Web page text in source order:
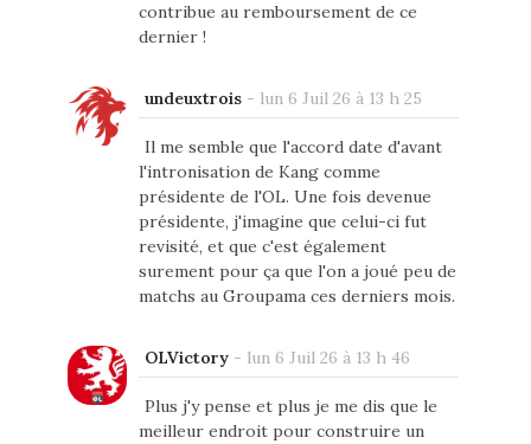
contribue au remboursement de ce
dernier !
undeuxtrois- lun 6 Juil 26 à 13 h 25
Il me semble que l'accord date d'avant
l'intronisation de Kang comme
présidente de l'OL. Une fois devenue
présidente, j'imagine que celui-ci fut
revisité, et que c'est également
surement pour ça que l'on a joué peu de
matchs au Groupama ces derniers mois.
OLVictory- lun 6 Juil 26 à 13 h 46
Plus j'y pense et plus je me dis que le
meilleur endroit pour construire un